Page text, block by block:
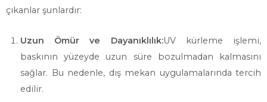
çıkanlar şunlardır:
Uzun Ömür ve Dayanıklılık:UV kürleme işlemi,
baskının yüzeyde uzun süre bozulmadan kalmasını
sağlar. Bu nedenle, dış mekan uygulamalarında tercih
edilir.